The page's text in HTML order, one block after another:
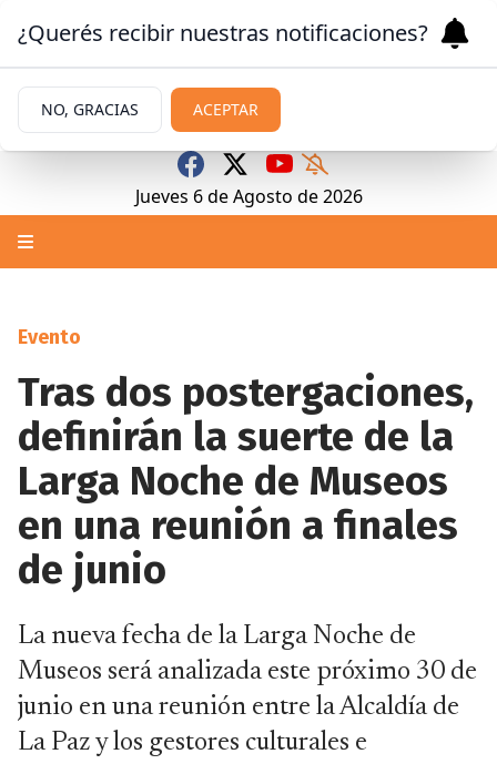
Jueves 6 de Agosto de 2026
Evento
Tras dos postergaciones,
definirán la suerte de la
Larga Noche de Museos
en una reunión a finales
de junio
La nueva fecha de la Larga Noche de
Museos será analizada este próximo 30 de
junio en una reunión entre la Alcaldía de
La Paz y los gestores culturales e
¿Querés recibir nuestras notificaciones?
NO, GRACIAS ACEPTAR